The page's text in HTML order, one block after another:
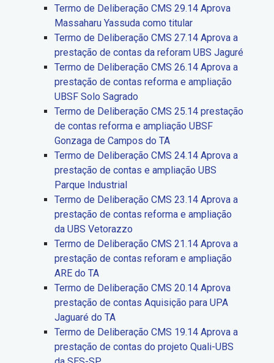
Termo de Deliberação CMS 29.14 Aprova
Massaharu Yassuda como titular
Termo de Deliberação CMS 27.14 Aprova a
prestação de contas da reforam UBS Jaguré
Termo de Deliberação CMS 26.14 Aprova a
prestação de contas reforma e ampliação
UBSF Solo Sagrado
Termo de Deliberação CMS 25.14 prestação
de contas reforma e ampliação UBSF
Gonzaga de Campos do TA
Termo de Deliberação CMS 24.14 Aprova a
prestação de contas e ampliação UBS
Parque Industrial
Termo de Deliberação CMS 23.14 Aprova a
prestação de contas reforma e ampliação
da UBS Vetorazzo
Termo de Deliberação CMS 21.14 Aprova a
prestação de contas reforam e ampliação
ARE do TA
Termo de Deliberação CMS 20.14 Aprova
prestação de contas Aquisição para UPA
Jaguaré do TA
Termo de Deliberação CMS 19.14 Aprova a
prestação de contas do projeto Quali-UBS